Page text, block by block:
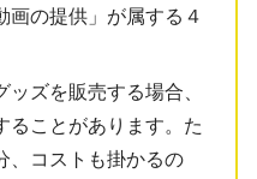
画の提供」が属する４
ッズを販売する場合、
ることがあります。た
、コストも掛かるの